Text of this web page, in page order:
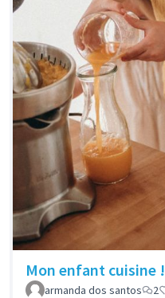
Mon enfant cuisine !
armanda dos santos
2